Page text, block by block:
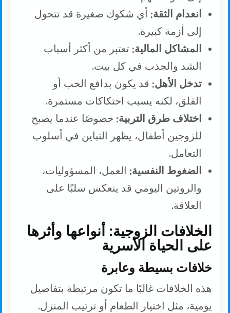
انعدام الثقة: أي شكوك صغيرة قد تتحول
إلى أزمة كبيرة.
المشاكل المالية: تعتبر من أكثر أسباب
الشد والجذب في كل بيت.
تدخل الأهل: قد يكون بدافع الحب أو
القلق، لكنه يسبب احتكاكات مستمرة.
اختلاف طرق التربية: خصوصًا عندما يصبح
للزوجين أطفال، يظهر التباين في أسلوب
التعامل.
الضغوط النفسية: العمل، المسؤوليات،
والروتين اليومي قد ينعكس سلبًا على
العلاقة.
الخلافات الزوجية: أنواعها وأثرها
على الحياة الأسرية
خلافات بسيطة وعابرة
هذه الخلافات غالبًا ما تكون مرتبطة بتفاصيل
يومية، مثل اختيار الطعام أو ترتيب المنزل.